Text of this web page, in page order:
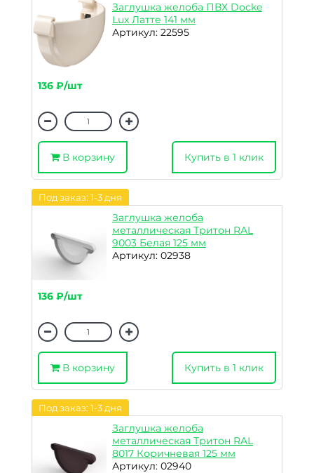
Заглушка желоба ПВХ Docke
Lux Латте 141 мм
Артикул: 22595
136 ₽/шт
В корзину Купить в 1 клик
Под заказ: 1-3 дня
Заглушка желоба
металлическая Тритон RAL
9003 Белая 125 мм
Артикул: 02938
136 ₽/шт
В корзину Купить в 1 клик
Под заказ: 1-3 дня
Заглушка желоба
металлическая Тритон RAL
8017 Коричневая 125 мм
Артикул: 02940